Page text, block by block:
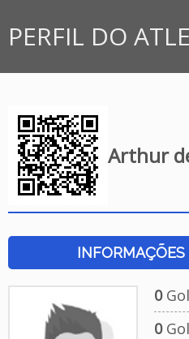
PERFIL DO
Arthur
0
0